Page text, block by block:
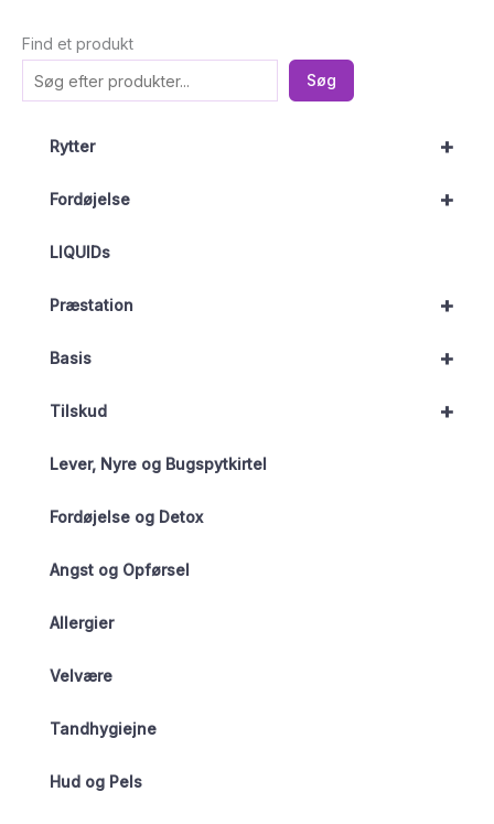
Find et produkt
Søg
+
Rytter
+
Fordøjelse
LIQUIDs
+
Præstation
+
Basis
+
Tilskud
Lever, Nyre og Bugspytkirtel
Fordøjelse og Detox
Angst og Opførsel
Allergier
Velvære
Tandhygiejne
Hud og Pels